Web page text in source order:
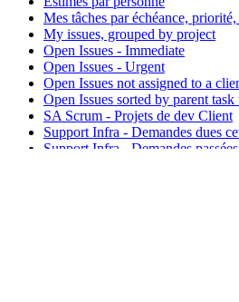
Mes tâches par échéance, priorité,
My issues, grouped by project
Open Issues - Immediate
Open Issues - Urgent
Open Issues not assigned to a
Open Issues sorted by parent
SA Scrum - Projets de dev Client
Support Infra - Demandes dues
Support Infra - Demandes